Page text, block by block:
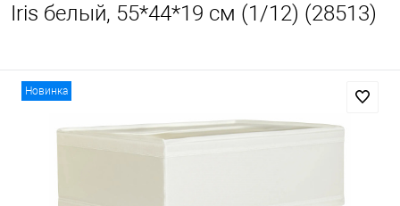
Iris белый, 55*44*19 см (1/12) (28513)
Новинка